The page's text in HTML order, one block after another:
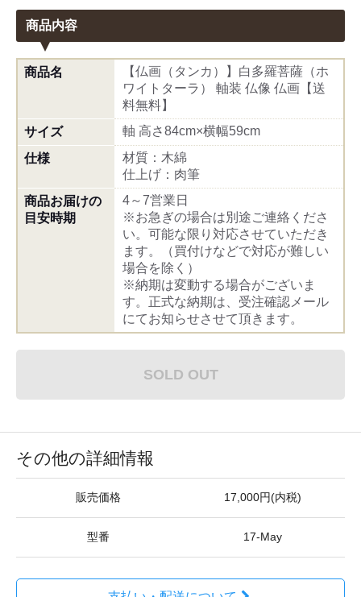
商品内容
商品名
【仏画（タンカ）】白多羅菩薩（ホ
ワイトターラ） 軸装 仏像 仏画【送
料無料】
サイズ
軸 高さ84cm×横幅59cm
仕様
材質：木綿
仕上げ：肉筆
商品お届けの
目安時期
4～7営業日
※お急ぎの場合は別途ご連絡くださ
い。可能な限り対応させていただき
ます。（買付けなどで対応が難しい
場合を除く）
※納期は変動する場合がございま
す。正式な納期は、受注確認メール
にてお知らせさせて頂きます。
SOLD OUT
その他の詳細情報
販売価格 17,000円(内税)
型番 17-May